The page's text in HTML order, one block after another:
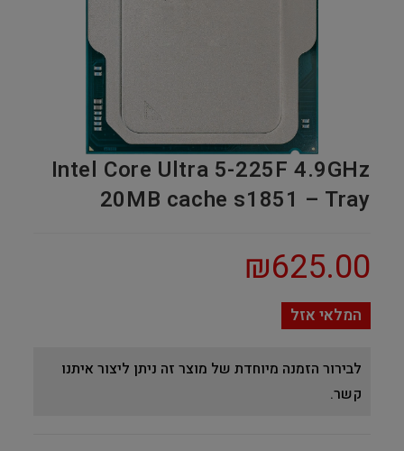
Intel Core Ultra 5-225F 4.9GHz
20MB cache s1851 – Tray
₪625.00
המלאי אזל
לבירור הזמנה מיוחדת של מוצר זה ניתן ליצור איתנו
קשר.